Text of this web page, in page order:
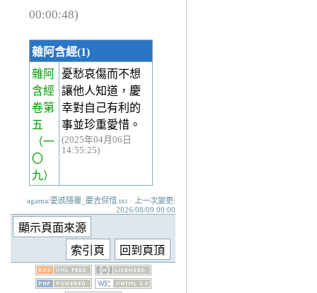
00:00:48)
雜阿含經(1)
雜阿
含經
卷第
五
（一
〇
九）
憂愁哀傷而不想
讓他人知道，慶
幸對自己有利的
事並珍重愛惜。
(2025年04月06日
14:55:25)
agama/憂慼隱覆_慶吉保惜.txt · 上一次變更:
2026/08/09 00:00